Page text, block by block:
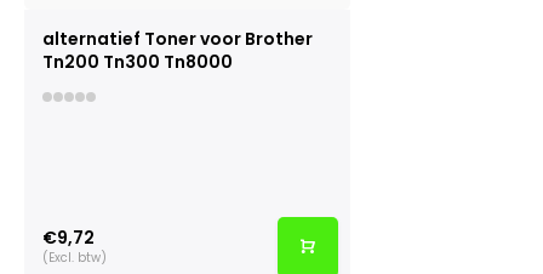
alternatief Toner voor Brother
Tn200 Tn300 Tn8000
€9,72
(Excl. btw)